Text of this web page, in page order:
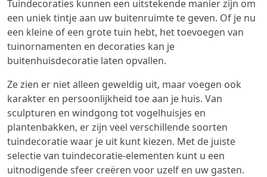
Tuindecoraties kunnen een uitstekende manier zijn om
een uniek tintje aan uw buitenruimte te geven. Of je nu
een kleine of een grote tuin hebt, het toevoegen van
tuinornamenten en decoraties kan je
buitenhuisdecoratie laten opvallen.
Ze zien er niet alleen geweldig uit, maar voegen ook
karakter en persoonlijkheid toe aan je huis. Van
sculpturen en windgong tot vogelhuisjes en
plantenbakken, er zijn veel verschillende soorten
tuindecoratie waar je uit kunt kiezen. Met de juiste
selectie van tuindecoratie-elementen kunt u een
uitnodigende sfeer creëren voor uzelf en uw gasten.